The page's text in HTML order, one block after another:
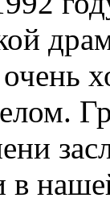
очень